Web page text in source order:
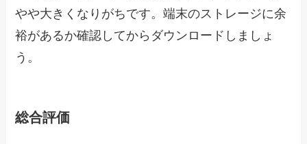
やや大きくなりがちです。端末のストレージに余
裕があるか確認してからダウンロードしましょ
う。
総合評価